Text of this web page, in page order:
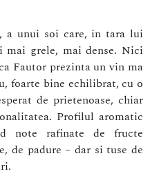
a unui soi care, in tara lui
mai grele, mai dense. Nici
Fautor prezinta un vin ma
foarte bine echilibrat, cu o
de prietenoase, chiar
Profilul aromatic
note rafinate de fructe
de padure – dar si tuse de